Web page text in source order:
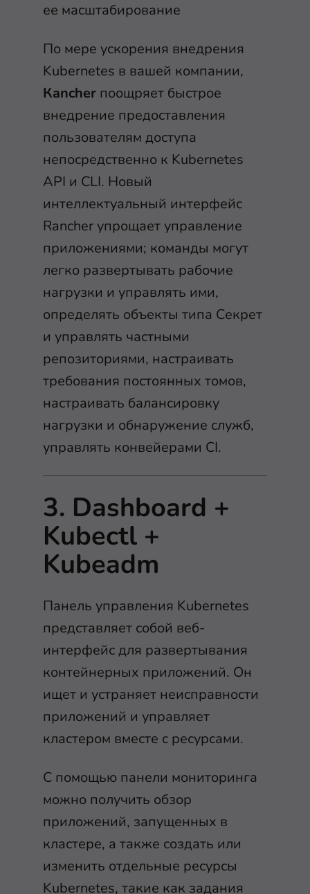
ее масштабирование
По мере ускорения внедрения
Kubernetes в вашей компании,
Кancher поощряет быстрое
внедрение предоставления
пользователям доступа
непосредственно к Kubernetes
API и CLI. Новый
интеллектуальный интерфейс
Rancher упрощает управление
приложениями; команды могут
легко развертывать рабочие
нагрузки и управлять ими,
определять объекты типа Секрет
и управлять частными
репозиториями, настраивать
требования постоянных томов,
настраивать балансировку
нагрузки и обнаружение служб,
управлять конвейерами CI.
3. Dashboard +
Kubectl +
Kubeadm
Панель управления Kubernetes
представляет собой веб-
интерфейс для развертывания
контейнерных приложений. Он
ищет и устраняет неисправности
приложений и управляет
кластером вместе с ресурсами.
С помощью панели мониторинга
можно получить обзор
приложений, запущенных в
кластере, а также создать или
изменить отдельные ресурсы
Kubernetes, такие как задания